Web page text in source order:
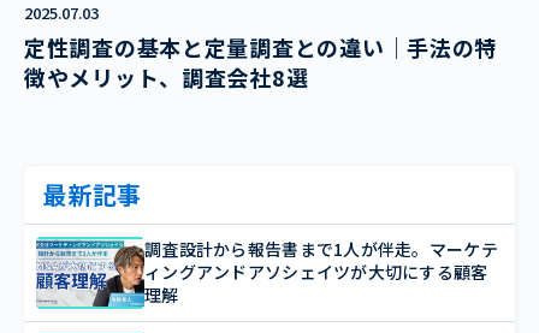
2025.07.03
定性調査の基本と定量調査との違い｜手法の特
徴やメリット、調査会社8選
最新記事
調査設計から報告書まで1人が伴走。マーケテ
ィングアンドアソシェイツが大切にする顧客
理解